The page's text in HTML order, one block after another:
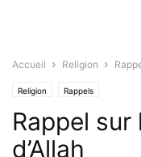
Accueil Religion
Religion Rappels
Rappel
d’Allah